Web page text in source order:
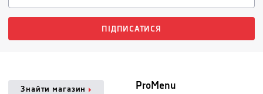
ПІДПИСАТИСЯ
Знайти магазин ProMenu